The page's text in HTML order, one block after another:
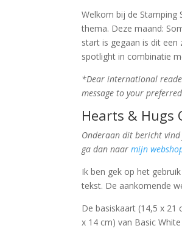
Welkom bij de Stamping
thema. Deze maand:
start is gegaan is dit
spotlight in combinatie
*Dear international
message to your
Hearts & Hugs
Onderaan dit bericht
ga dan naarmijn
Ik ben gek op het
tekst. De aankomende
De basiskaart (14,5 x 21
x 14 cm) van Basic